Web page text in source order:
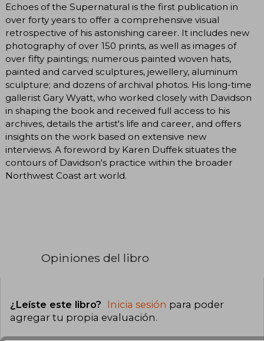
Echoes of the Supernatural is the first publication in
over forty years to offer a comprehensive visual
retrospective of his astonishing career. It includes new
photography of over 150 prints, as well as images of
over fifty paintings; numerous painted woven hats,
painted and carved sculptures, jewellery, aluminum
sculpture; and dozens of archival photos. His long-time
gallerist Gary Wyatt, who worked closely with Davidson
in shaping the book and received full access to his
archives, details the artist's life and career, and offers
insights on the work based on extensive new
interviews. A foreword by Karen Duffek situates the
contours of Davidson's practice within the broader
Northwest Coast art world.
Opiniones del libro
¿Leíste este libro? Inicia sesión para poder
agregar tu propia evaluación.